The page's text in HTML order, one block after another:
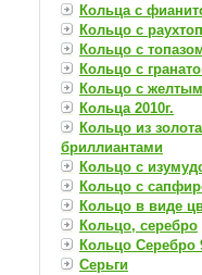
Кольца с
Кольцо с
Кольцо с
Кольцо с
Кольцо с
Кольца 2010г.
Кольцо из
бриллиантами
Кольцо с
Кольцо с
Кольцо в виде
Кольцо, серебро
Кольцо Серебро
Серьги